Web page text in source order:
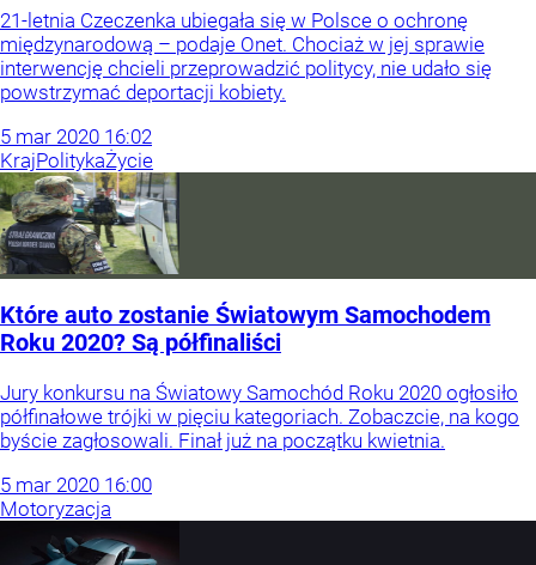
21-letnia Czeczenka ubiegała się w Polsce o ochronę
międzynarodową – podaje Onet. Chociaż w jej sprawie
interwencję chcieli przeprowadzić politycy, nie udało się
powstrzymać deportacji kobiety.
5 mar 2020 16:02
KrajPolitykaŻycie
Które auto zostanie Światowym Samochodem
Roku 2020? Są półfinaliści
Jury konkursu na Światowy Samochód Roku 2020 ogłosiło
półfinałowe trójki w pięciu kategoriach. Zobaczcie, na kogo
byście zagłosowali. Finał już na początku kwietnia.
5 mar 2020 16:00
Motoryzacja